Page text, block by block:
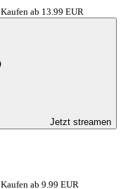
Kaufen ab 13.99 EUR
Jetzt streamen
Kaufen ab 9.99 EUR